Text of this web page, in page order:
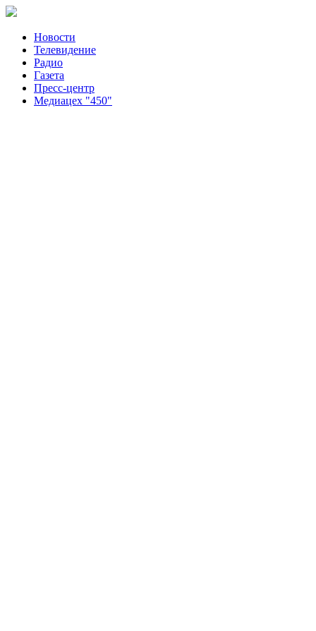
Новости
Телевидение
Радио
Газета
Пресс-центр
Медиацех "450"